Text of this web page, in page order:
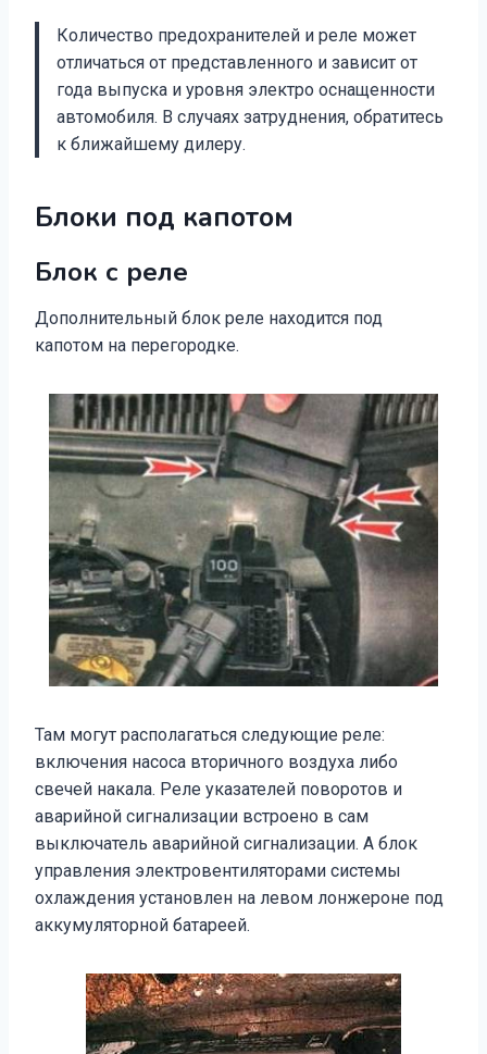
Количество предохранителей и реле может
отличаться от представленного и зависит от
года выпуска и уровня электро оснащенности
автомобиля. В случаях затруднения, обратитесь
к ближайшему дилеру.
Блоки под капотом
Блок с реле
Дополнительный блок реле находится под
капотом на перегородке.
Там могут располагаться следующие реле:
включения насоса вторичного воздуха либо
свечей накала. Реле указателей поворотов и
аварийной сигнализации встроено в сам
выключатель аварийной сигнализации. А блок
управления электровентиляторами системы
охлаждения установлен на левом лонжероне под
аккумуляторной батареей.